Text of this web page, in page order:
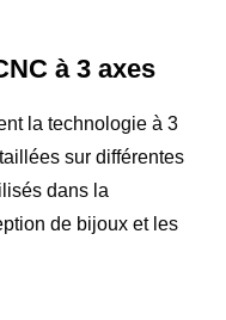
à 3 axes
la technologie à 3
sur différentes
dans la
de bijoux et les